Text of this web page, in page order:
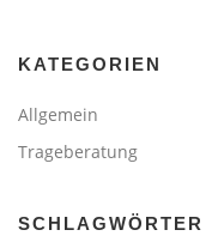
KATEGORIEN
Allgemein
Trageberatung
SCHLAGWÖRTER